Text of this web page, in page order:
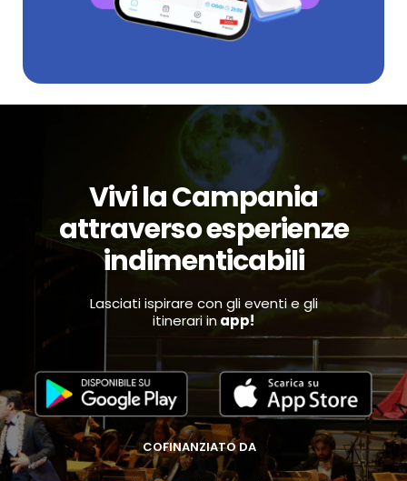
Vivi la Campania
attraverso esperienze
indimenticabili
Lasciati ispirare con gli eventi e gli
itinerari inapp!
COFINANZIATO DA